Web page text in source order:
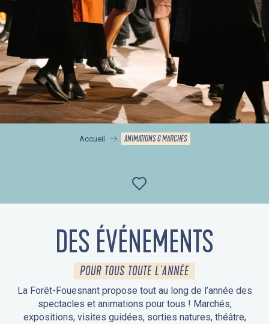
Accueil ANIMATIONS & MARCHÉS
Ajouter aux
DES ÉVÉNEMENTS
POUR TOUS TOUTE L'ANNÉE
La Forêt-Fouesnant propose tout au long de l’année des
spectacles et animations pour tous ! Marchés,
expositions, visites guidées, sorties natures, théâtre,